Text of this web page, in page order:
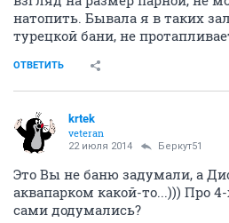
натопить. Бывала я в таких
турецкой бани, не
ОТВЕТИТЬ
krtek
veteran
22 июля 2014 Беркут51
Это Вы не баню задумали, а
аквапарком какой-то...))) Про
сами додумались?